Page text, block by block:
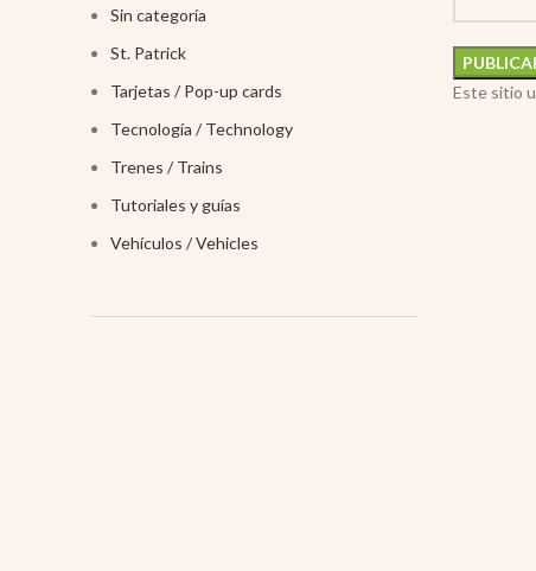
Este sitio
Sin categoría
St. Patrick
Tarjetas / Pop-up cards
Tecnología / Technology
Trenes / Trains
Tutoriales y guías
Vehículos / Vehicles